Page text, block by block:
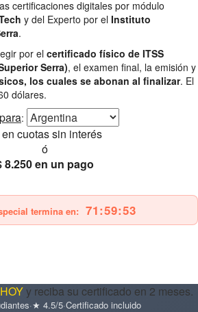
certificaciones digitales por módulo
y del Experto por el Instituto
.
por el certificado físico de ITSS
Serra), el examen final, la emisión y
los cuales se abonan al finalizar. El
dólares.
:
en cuotas sin interés
ó
8.250en un pago
termina en: 71:59:51
HOYy reciba su certificado en 2 meses.
·★ 4.5/5·Certificado incluido